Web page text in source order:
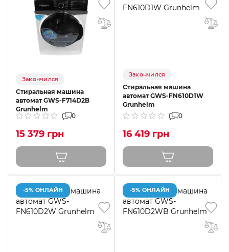
Закончился
Стиральная машина
автомат GWS-F714D2B
Grunhelm
0
15 379 грн
Закончился
Стиральная машина
автомат GWS-FN610D1W
Grunhelm
0
16 419 грн
-5% ОНЛАЙН -5% ОНЛАЙН